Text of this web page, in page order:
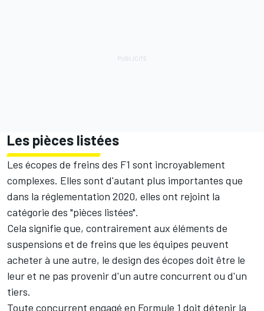
Les pièces listées
Les écopes de freins des F1 sont incroyablement
complexes. Elles sont d'autant plus importantes que
dans la réglementation 2020, elles ont rejoint la
catégorie des "pièces listées".
Cela signifie que, contrairement aux éléments de
suspensions et de freins que les équipes peuvent
acheter à une autre, le design des écopes doit être le
leur et ne pas provenir d'un autre concurrent ou d'un
tiers.
Toute concurrent engagé en Formule 1 doit détenir la